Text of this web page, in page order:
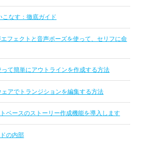
なす：徹底ガイド
フェクトと音声ポーズを使って、セリフに命
て簡単にアウトラインを作成する方法
アでトランジションを編集する方法
ベースのストーリー作成機能を導入します
の内部